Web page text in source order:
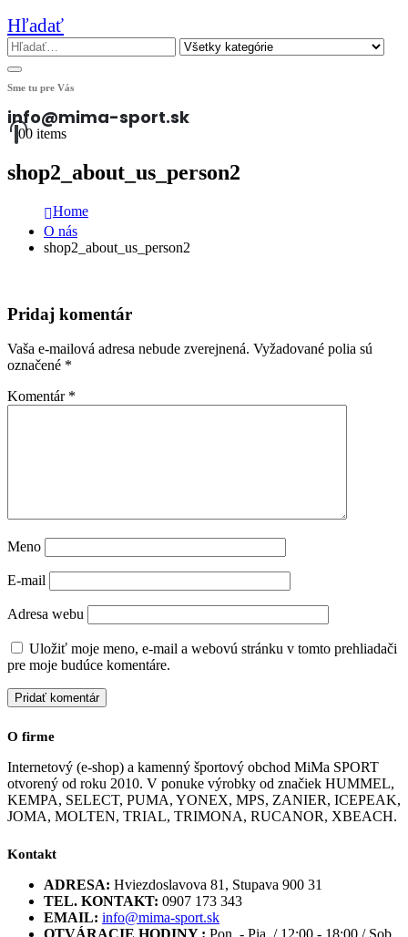
Hľadať
Sme tu pre Vás
info@mima-sport.sk
00 items
shop2_about_us_person2
Home
O nás
shop2_about_us_person2
Pridaj komentár
Vaša e-mailová adresa nebude zverejnená. Vyžadované polia sú
označené *
Komentár *
Meno
E-mail
Adresa webu
Uložiť moje meno, e-mail a webovú stránku v tomto prehliadači
pre moje budúce komentáre.
O firme
Internetový (e-shop) a kamenný športový obchod MiMa SPORT
otvorený od roku 2010. V ponuke výrobky od značiek HUMMEL,
KEMPA, SELECT, PUMA, YONEX, MPS, ZANIER, ICEPEAK,
JOMA, MOLTEN, TRIAL, TRIMONA, RUCANOR, XBEACH.
Kontakt
ADRESA: Hviezdoslavova 81, Stupava 900 31
TEL. KONTAKT: 0907 173 343
EMAIL: info@mima-sport.sk